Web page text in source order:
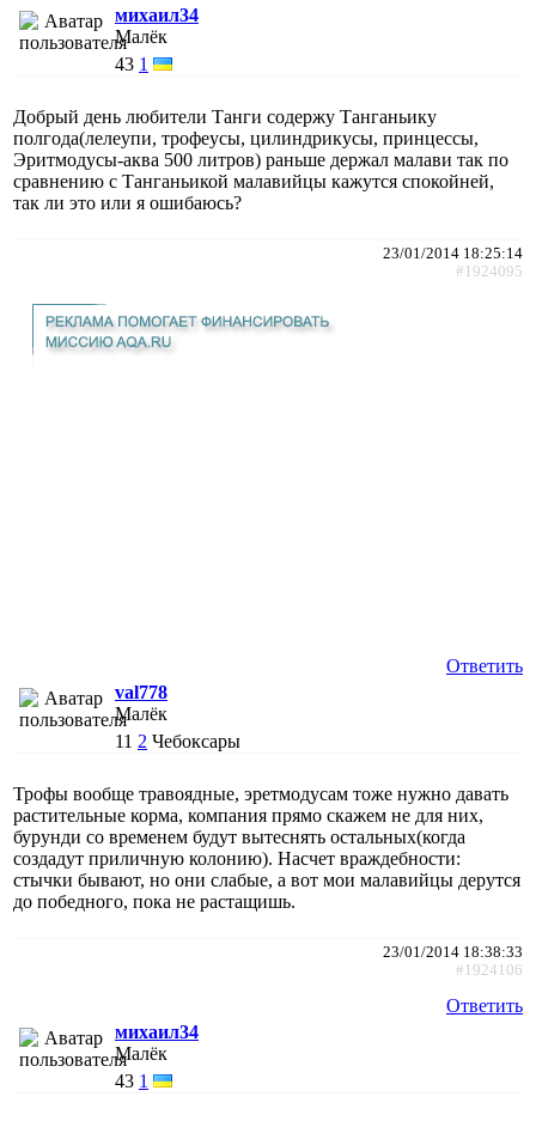
михаил34
Малёк
43 1
Добрый день любители Танги содержу Танганьику
полгода(лелеупи, трофеусы, цилиндрикусы, принцессы,
Эритмодусы-аква 500 литров) раньше держал малави так по
сравнению с Танганьикой малавийцы кажутся спокойней,
так ли это или я ошибаюсь?
23/01/2014 18:25:14
#1924095
Ответить
val778
Малёк
11 2 Чебоксары
Трофы вообще травоядные, эретмодусам тоже нужно давать
растительные корма, компания прямо скажем не для них,
бурунди со временем будут вытеснять остальных(когда
создадут приличную колонию). Насчет враждебности:
стычки бывают, но они слабые, а вот мои малавийцы дерутся
до победного, пока не растащишь.
23/01/2014 18:38:33
#1924106
Ответить
михаил34
Малёк
43 1